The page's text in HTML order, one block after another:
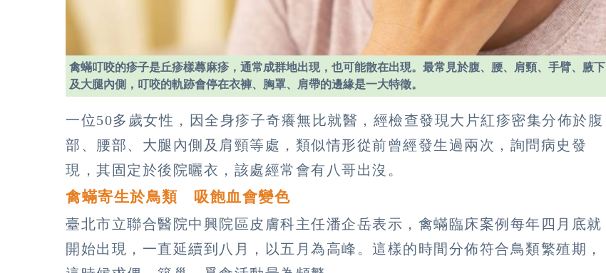
禽蟎叮咬的疹子是丘疹樣蕁麻疹，通常成群地出現，也可能散在出現。最常見於腹、腰、肩頸、手臂、腋下
及大腿內側，叮咬的軌跡會停在衣褲、胸罩、肩帶的邊緣是一大特徵。
一位50多歲女性，因全身疹子奇癢無比就醫，經檢查發現大片紅疹密集分佈於腹
部、腰部、大腿內側及肩頸等處，類似情形從前曾經發生過兩次，詢問病史發
現，其固定於後院曬衣，該處經常會有八哥出沒。
禽蟎寄生於鳥類 吸飽血會變色
臺北市立聯合醫院中興院區皮膚科主任潘企岳表示，禽蟎臨床案例每年四月底就
開始出現，一直延續到八月，以五月為高峰。這樣的時間分佈符合鳥類繁殖期，